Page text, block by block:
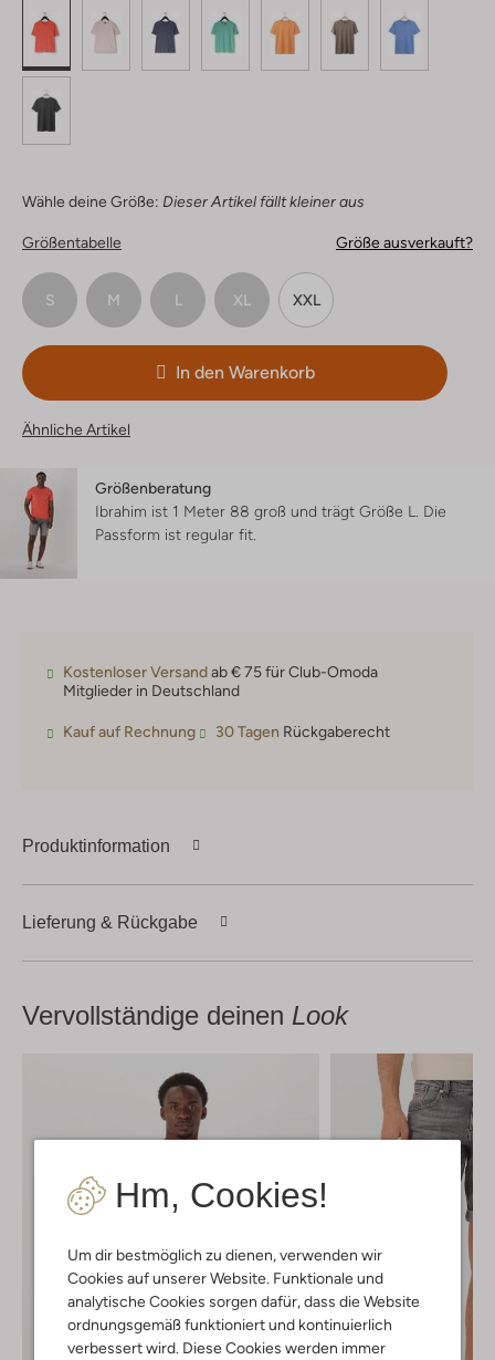
Hm, Cookies!
Um dir bestmöglich zu dienen, verwenden wir
Cookies auf unserer Website. Funktionale und
analytische Cookies sorgen dafür, dass die Website
ordnungsgemäß funktioniert und kontinuierlich
verbessert wird. Diese Cookies werden immer
Wähle deine Größe: Dieser Artikel fällt kleiner aus
Größentabelle Größe ausverkauft?
S M L XL XXL
In den Warenkorb
Ähnliche Artikel
Größenberatung
Ibrahim ist 1 Meter 88 groß und trägt Größe L. Die
Passform ist regular fit
Kostenloser Versandab € 75 für Club-Omoda
Mitglieder in Deutschland
Kauf auf Rechnung 30 Tagen Rückgaberecht
Produktinformation
Lieferung & Rückgabe
Vervollständige deinen Look